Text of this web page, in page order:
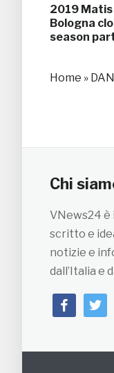
2019 Matis
Bologna
season
Home »
Chi
VNews24 è
scritto e
notizie e
dall’Italia e
facebook